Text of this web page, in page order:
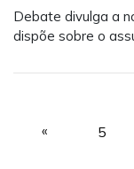
Debate divulga a
dispõe sobre o
« 5